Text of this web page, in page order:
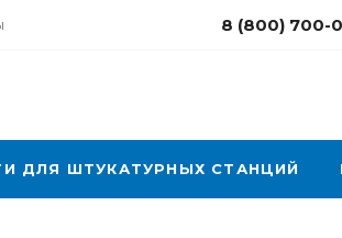
8 (800) 700-
ДЛЯ ШТУКАТУРНЫХ СТАНЦИЙ